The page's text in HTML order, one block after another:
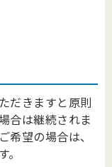
だきますと原則
合は継続されま
希望の場合は、